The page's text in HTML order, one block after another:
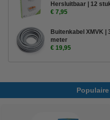
Hersluitbaar | 12
€ 7,95
Buitenkabel XMVK |
meter
€ 19,95